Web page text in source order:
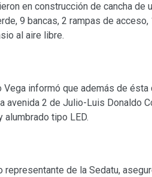
en construcción de cancha
9 bancas, 2 rampas de
al aire libre.
informó que además de
avenida 2 de Julio-Luis Donaldo
alumbrado tipo LED.
representante de la Sedatu,